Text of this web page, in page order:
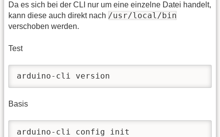
Da es sich bei der CLI nur um eine einzelne Datei handelt,
kann diese auch direkt nach /usr/local/bin
verschoben werden.
Test
arduino-cli version
Basis
arduino-cli config init